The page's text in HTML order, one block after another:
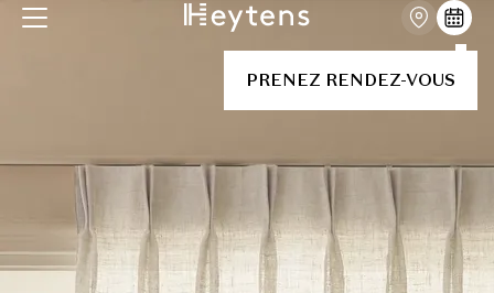
PRENEZ RENDEZ-VOUS